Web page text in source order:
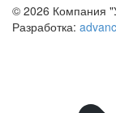
© 2026 Компания
Разработка: